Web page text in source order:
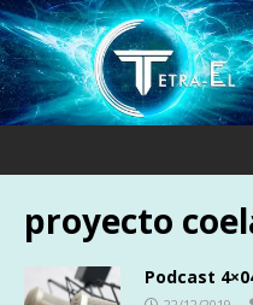
proyecto
Podcast